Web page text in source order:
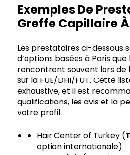
Exemples De
Greffe Capillaire
Les prestataires ci-dessous
d’options basées à Paris
rencontrent souvent lors de
sur la FUE/DHI/FUT. Cette
exhaustive, et il est
qualifications, les avis et la
votre profil.
Hair Center of Turkey (
option internationale)